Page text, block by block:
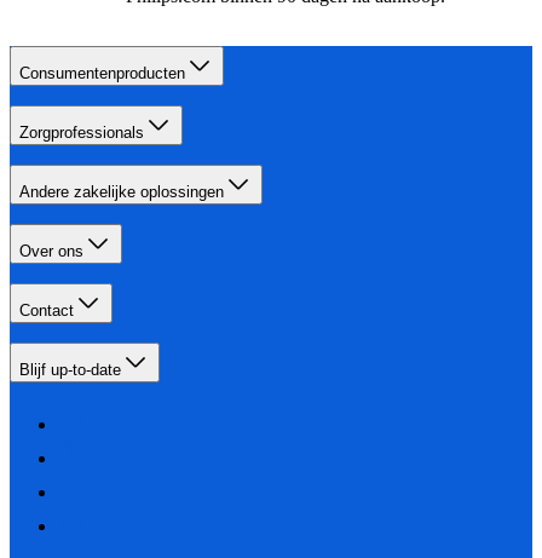
Consumentenproducten
Zorgprofessionals
Andere zakelijke oplossingen
Over ons
Contact
Blijf up-to-date